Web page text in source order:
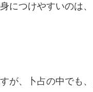
につけやすいのは
が、卜占の中でも